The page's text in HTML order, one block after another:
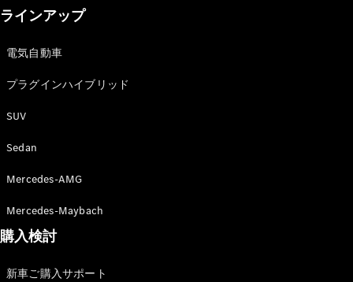
ラインアップ
電気自動車
プラグインハイブリッド
SUV
Sedan
Mercedes-AMG
Mercedes-Maybach
購入検討
新車ご購入サポート